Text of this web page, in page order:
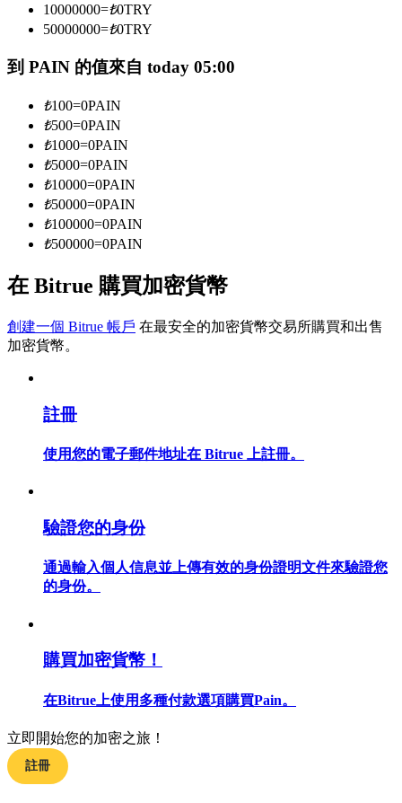
合約資訊
合約功能使用指南
交易策略
學習如何保持盈利
10000000=₺0TRY
50000000=₺0TRY
到 PAIN 的值來自 today 05:00
₺100=0PAIN
₺500=0PAIN
₺1000=0PAIN
₺5000=0PAIN
₺10000=0PAIN
₺50000=0PAIN
₺100000=0PAIN
₺500000=0PAIN
在 Bitrue 購買加密貨幣
創建一個 Bitrue 帳戶 在最安全的加密貨幣交易所購買和出售
加密貨幣。
註冊
使用您的電子郵件地址在 Bitrue 上註冊。
驗證您的身份
通過輸入個人信息並上傳有效的身份證明文件來驗證您
的身份。
購買加密貨幣！
在Bitrue上使用多種付款選項購買Pain。
立即開始您的加密之旅！
註冊